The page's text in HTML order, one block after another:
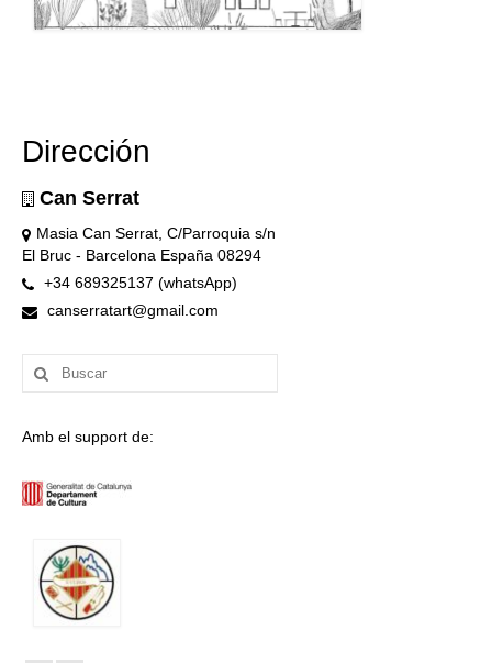
Dirección
Can Serrat
Masia Can Serrat, C/Parroquia s/n
El Bruc - Barcelona España 08294
+34 689325137 (whatsApp)
canserratart@gmail.com
Buscar
por:
Amb el support de: